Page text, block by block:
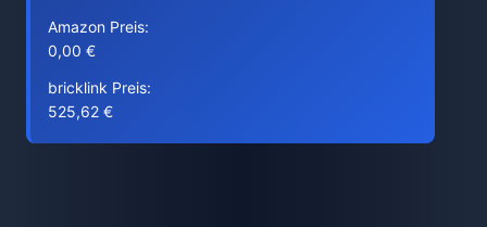
Amazon Preis:
0,00 €
bricklink Preis:
525,62 €